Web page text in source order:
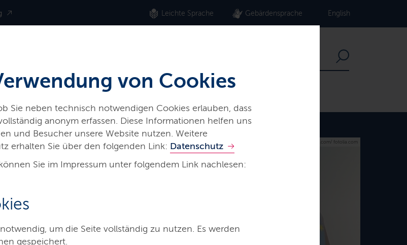
von Cookies
Sie neben technisch notwendigen Cookies erlauben, dass
anonym erfassen. Diese Informationen helfen uns
und Besucher unsere Website nutzen. Weitere
erhalten Sie über den folgenden Link: Datenschutz
Sie im Impressum unter folgendem Link nachlesen:
um die Seite vollständig zu nutzen. Es werden
gespeichert.
Leichte Sprache Gebärdensprache English
Holstein
© DenisProduction.com/ fotolia.com